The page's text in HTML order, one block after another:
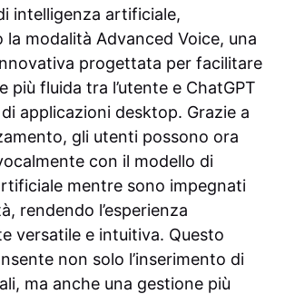
intelligenza artificiale,
modalità Advanced Voice, una
progettata per facilitare
più fluida tra l’utente e ChatGPT
di applicazioni desktop. Grazie a
gli utenti possono ora
con il modello di
mentre sono impegnati
rendendo l’esperienza
versatile e intuitiva. Questo
non solo l’inserimento di
ma anche una gestione più